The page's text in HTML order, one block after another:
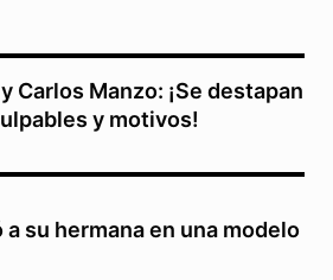
Carlos Manzo: ¡Se destapan
y motivos!
su hermana en una modelo